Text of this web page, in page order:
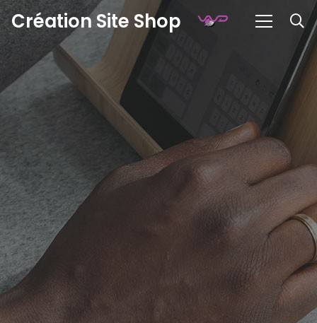
Création Site Shop